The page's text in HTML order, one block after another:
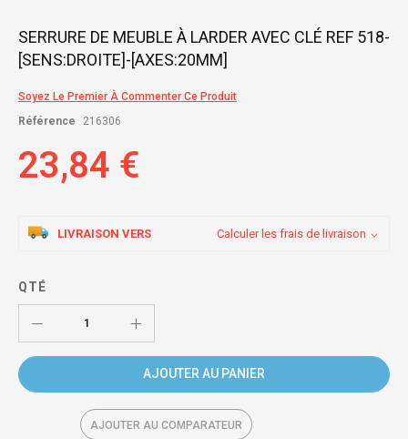
Skip
the
of
images
SERRURE DE MEUBLE À LARDER AVEC CLÉ REF 518-
[SENS:DROITE]-[AXES:20MM]
Soyez Le Premier À Commenter Ce Produit
Référence
216306
23,84 €
LIVRAISON VERS Calculer les frais de livraison
QTÉ
AJOUTER AU PANIER
AJOUTER AU COMPARATEUR